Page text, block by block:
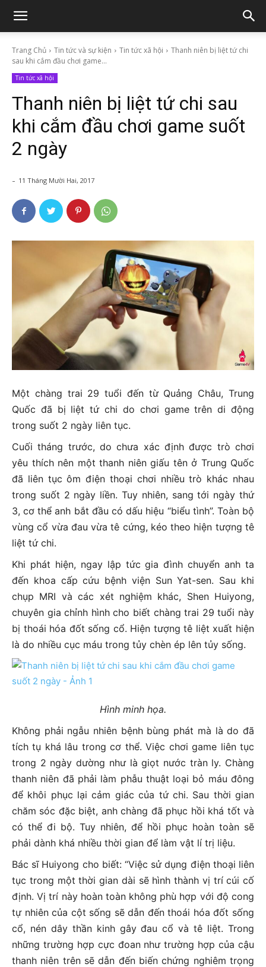
Trang Chủ Tin tức và sự kiện Tin tức xã hội
Thanh niên bị liệt tứ chi
sau khi cắm đầu chơi game...
Tin tức xã hội
Thanh niên bị liệt tứ chi sau
khi cắm đầu chơi game suốt
2 ngày
- 11 Tháng Mười Hai, 2017
Một chàng trai 29 tuổi đến từ Quảng Châu, Trung
Quốc đã bị liệt tứ chi do chơi game trên di động
trong suốt 2 ngày liên tục.
Cuối tháng trước, do chưa xác định được trò chơi
yêu thích nên một thanh niên giấu tên ở Trung Quốc
đã liên tục ôm điện thoại chơi nhiều trò khác nhau
trong suốt 2 ngày liền. Tuy nhiên, sang tới ngày thứ
3, cơ thể anh bắt đầu có dấu hiệu “biểu tình”. Toàn bộ
vùng cổ vừa đau vừa tê cứng, kéo theo hiện tượng tê
liệt tứ chi.
Khi phát hiện, ngay lập tức gia đình chuyển anh ta
đến khoa cấp cứu bệnh viện Sun Yat-sen. Sau khi
chụp MRI và các xét nghiệm khác, Shen Huiyong,
chuyên gia chỉnh hình cho biết chàng trai 29 tuổi này
bị thoái hóa đốt sống cổ. Hiện tượng tê liệt xuất hiện
là do nhiều cục máu trong tủy chèn ép lên tủy sống.
Hình minh họa.
Không phải ngẫu nhiên bệnh bùng phát mà là do đã
tích tụ khá lâu trong cơ thể. Việc chơi game liên tục
trong 2 ngày dường như là giọt nước tràn ly. Chàng
thanh niên đã phải làm phẫu thuật loại bỏ máu đông
để khôi phục lại cảm giác của tứ chi. Sau thời gian
chăm sóc đặc biệt, anh chàng đã phục hồi khá tốt và
có thể đi bộ. Tuy nhiên, để hồi phục hoàn toàn sẽ
phải dành khá nhiều thời gian để làm vật lí trị liệu.
Bác sĩ Huiyong cho biết: “Việc sử dụng điện thoại liên
tục trong một thời gian dài sẽ hình thành vị trí cúi cố
định. Vị trí này hoàn toàn không phù hợp với độ cong
tự nhiên của cột sống sẽ dẫn đến thoái hóa đốt sống
cổ, nén dây thần kinh gây đau cổ và tê liệt. Trong
những trường hợp cực đoan như trường hợp của cậu
thanh niên trên sẽ dẫn đến biến chứng nghiêm trọng